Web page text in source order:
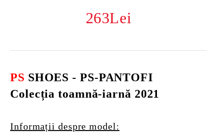
263Lei
PS SHOES - PS-PANTOFI
Colecția toamnă-iarnă 2021
Informații despre model: